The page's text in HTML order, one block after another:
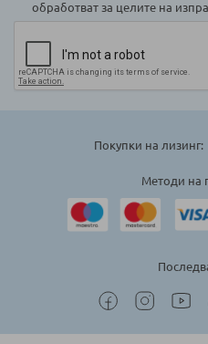
обработват за целите на
Покупки на лизинг:
Методи на